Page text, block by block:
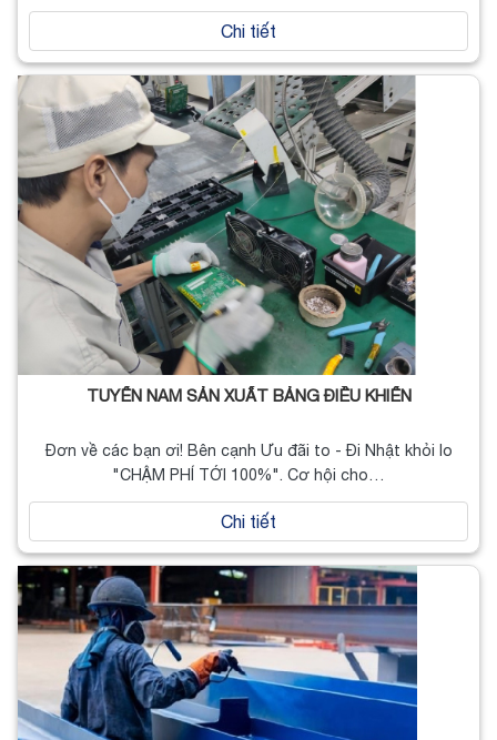
Chi tiết
TUYỂN NAM SẢN XUẤT BẢNG ĐIỀU KHIỂN
Đơn về các bạn ơi! Bên cạnh Ưu đãi to - Đi Nhật khỏi lo
"CHẬM PHÍ TỚI 100%". Cơ hội cho…
Chi tiết